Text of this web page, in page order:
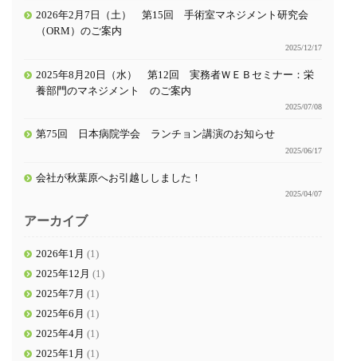
2026年2月7日（土） 第15回 手術室マネジメント研究会
（ORM）のご案内
2025/12/17
2025年8月20日（水） 第12回 実務者ＷＥＢセミナー：栄
養部門のマネジメント のご案内
2025/07/08
第75回 日本病院学会 ランチョン講演のお知らせ
2025/06/17
会社が秋葉原へお引越ししました！
2025/04/07
アーカイブ
2026年1月 (1)
2025年12月 (1)
2025年7月 (1)
2025年6月 (1)
2025年4月 (1)
2025年1月 (1)